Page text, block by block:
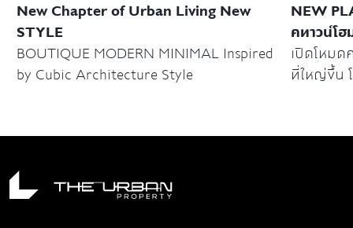
New Chapter of Urban Living New
STYLE
BOUTIQUE MODERN MINIMAL Inspired
by Cubic Architecture Style
NEW
คทาวน์โ
เปิดโหมด
ที่ใหญ่ขึ้น